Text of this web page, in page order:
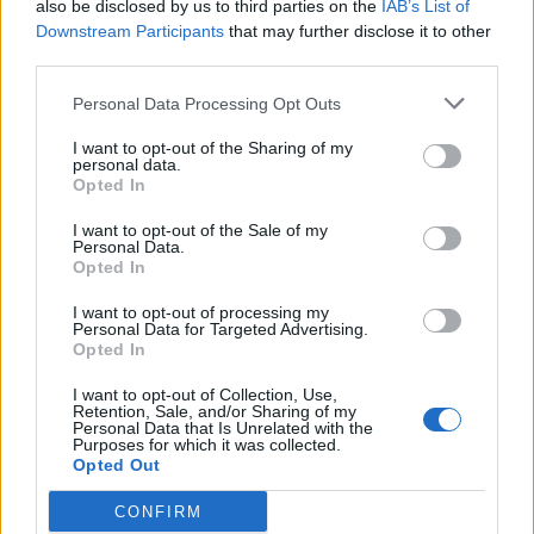
also be disclosed by us to third parties on the IAB’s List of
Downstream Participants that may further disclose it to other
Personal Data Processing Opt Outs
I want to opt-out of the Sharing of my
personal data.
Opted In
I want to opt-out of the Sale of my
Personal Data.
Opted In
I want to opt-out of processing my
Personal Data for Targeted Advertising.
Opted In
I want to opt-out of Collection, Use,
Retention, Sale, and/or Sharing of my
Personal Data that Is Unrelated with the
Purposes for which it was collected.
Opted Out
CONFIRM
Soho della Nasa.
segue dalla prima Nei primi sei
mesi di questo 2010 l'ufficio
cinematografiche e fotografiche
del Comune ha rilasciato già
1041 autorizzazioni.
13/06/2010
Daniele Vicari inizia riprese sui
no global
09/05/2010